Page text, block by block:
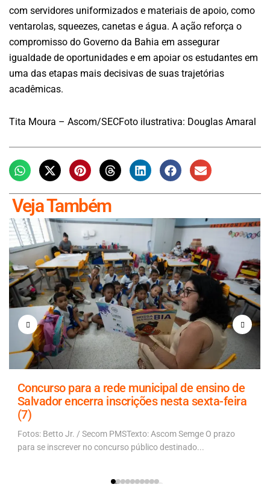
com servidores uniformizados e materiais de apoio, como
ventarolas, squeezes, canetas e água. A ação reforça o
compromisso do Governo da Bahia em assegurar
igualdade de oportunidades e em apoiar os estudantes em
uma das etapas mais decisivas de suas trajetórias
acadêmicas.
Tita Moura – Ascom/SECFoto ilustrativa: Douglas Amaral
Veja Também
Concurso para a rede municipal de ensino de
Salvador encerra inscrições nesta sexta-feira
(7)
Fotos: Betto Jr. / Secom PMSTexto: Ascom Semge O prazo
para se inscrever no concurso público destinado...